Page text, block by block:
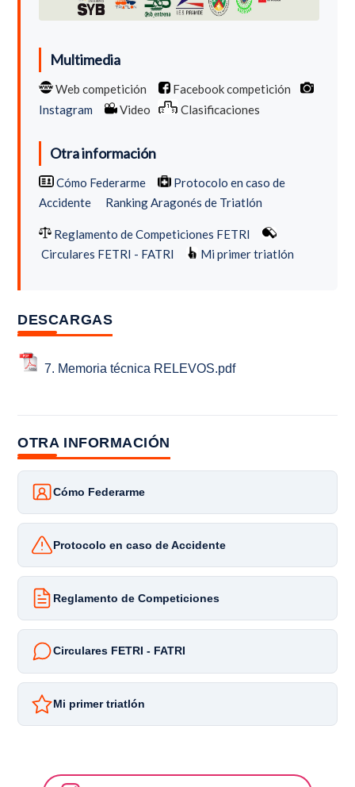
Multimedia
Web competición
Facebook competición
Instagram
Video Clasificaciones
Otra información
Cómo Federarme
Protocolo en caso de
Accidente
Ranking Aragonés de Triatlón
Reglamento de Competiciones FETRI
Circulares FETRI - FATRI
Mi primer triatlón
DESCARGAS
7. Memoria técnica RELEVOS.pdf
OTRA INFORMACIÓN
Cómo Federarme
Protocolo en caso de Accidente
Reglamento de Competiciones
Circulares FETRI - FATRI
Mi primer triatlón